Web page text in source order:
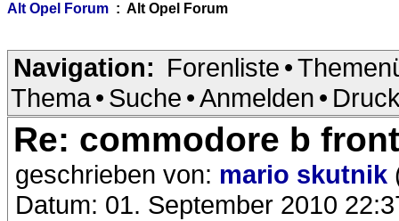
Alt Opel Forum : Alt Opel Forum
Navigation: Forenliste •
Thema• Suche •Anmelden •
Re: commodore b
geschrieben von: mario skutnik
Datum: 01. September 2010